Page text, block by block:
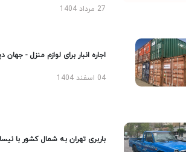
27 مرداد 1404
اجاره انبار برای لوازم منزل - جهان دپو
04 اسفند 1404
باربری تهران به شمال کشور با نیسان